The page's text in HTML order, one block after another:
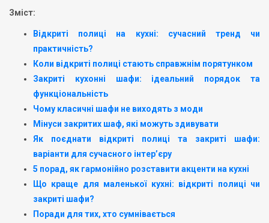
Зміст:
Відкриті полиці на кухні: сучасний тренд чи
практичність?
Коли відкриті полиці стають справжнім порятунком
Закриті кухонні шафи: ідеальний порядок та
функціональність
Чому класичні шафи не виходять з моди
Мінуси закритих шаф, які можуть здивувати
Як поєднати відкриті полиці та закриті шафи:
варіанти для сучасного інтер’єру
5 порад, як гармонійно розставити акценти на кухні
Що краще для маленької кухні: відкриті полиці чи
закриті шафи?
Поради для тих, хто сумнівається